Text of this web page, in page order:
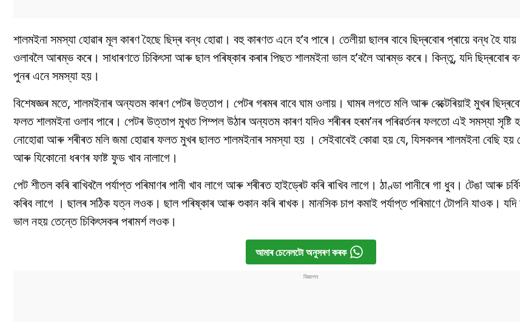
শালমইনা সমস্যা হোৱাৰ মূল কাৰণ হৈছে ছিদ্ৰ বন্ধ হোৱা। বহু কাৰণত এনে হ’ব পাৰে। তেলীয়া ছালৰ বাবে ছিদ্ৰবোৰ প্ৰায়ে বন্ধ হৈ
ওলাবলৈ আৰম্ভ কৰে। সাধাৰণতে চিকিৎসা আৰু ছাল পৰিষ্কাৰ কৰাৰ পিছত শালমইনা ভাল হ’বলৈ আৰম্ভ কৰে। কিন্তু, যদি ছিদ্ৰবোৰ
পুনৰ এনে সমস্যা হয়।
বিশেষজ্ঞৰ মতে, শালমইনাৰ অন্যতম কাৰণ পেটৰ উত্তাপ। পেটৰ গৰমৰ বাবে ঘাম ওলায়। ঘামৰ লগতে মলি আৰু বেক্টেৰিয়াই মুখৰ
ফলত শালমইনা ওলাব পাৰে। পেটৰ উত্তাপ মুখত পিম্পল উঠাৰ অন্যতম কাৰণ যদিও শৰীৰৰ হৰম’নৰ পৰিৱৰ্তনৰ ফলতো এই সমস্যা সৃষ্টি
নোহোৱা আৰু শৰীৰত মলি জমা হোৱাৰ ফলত মুখৰ ছালত শালমইনাৰ সমস্যা হয় । সেইবাবেই কোৱা হয় যে, যিসকলৰ শালমইনা বেছি হয়
আৰু যিকোনো ধৰণৰ ফাষ্ট ফুড খাব নালাগে।
পেট শীতল কৰি ৰাখিবলৈ পৰ্যাপ্ত পৰিমাণৰ পানী খাব লাগে আৰু শৰীৰত হাইড্ৰেট কৰি ৰাখিব লাগে। ঠাণ্ডা পানীৰে গা ধুব। টেঙা আৰু
কৰিব লাগে । ছালৰ সঠিক যত্ন লওক। ছাল পৰিষ্কাৰ আৰু শুকান কৰি ৰাখক। মানসিক চাপ কমাই পৰ্যাপ্ত পৰিমাণে টোপনি যাওক। যদি
ভাল নহয় তেন্তে চিকিৎসকৰ পৰামৰ্শ লওক।
আমাৰ চেনেলটো অনুসৰণ কৰক